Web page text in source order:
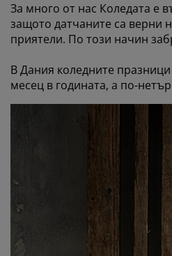
За много от нас Коледата е
защото датчаните са верни
приятели. По този начин
В Дания коледните
месец в годината, а по-